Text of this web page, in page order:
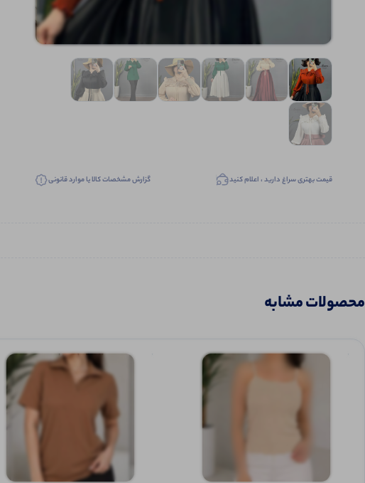
قیمت بهتری سراغ دارید ، اعلام کنید گزارش مشخصات کالا یا موارد قانونی
محصولات مشابه